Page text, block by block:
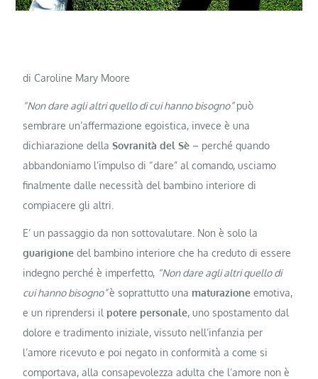
di Caroline Mary Moore
“Non dare agli altri quello di cui hanno bisogno”può
sembrare un’affermazione egoistica, invece è una
dichiarazione dellaSovranità del Sè – perché quando
abbandoniamo l’impulso di “dare” al comando, usciamo
finalmente dalle necessità del bambino interiore di
compiacere gli altri.
E’ un passaggio da non sottovalutare. Non è solo la
guarigionedel bambino interiore che ha creduto di essere
indegno perché è imperfetto, “Non dare agli altri quello di
cui hanno bisogno”è soprattutto una maturazioneemotiva,
e un riprendersi il potere personale, uno spostamento dal
dolore e tradimento iniziale, vissuto nell’infanzia per
l’amore ricevuto e poi negato in conformità a come si
comportava, alla consapevolezza adulta che l’amore non è